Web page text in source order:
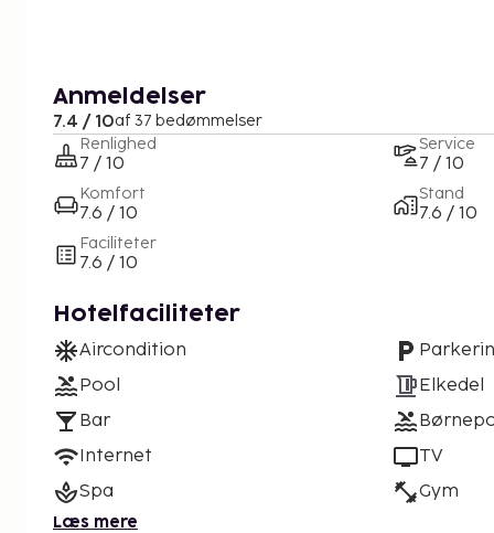
Anmeldelser
7.4 / 10af 37 bedømmelser
Renlighed
7 / 10
Komfort
7.6 / 10
Faciliteter
7.6 / 10
Service
7 / 10
Stand
7.6 / 10
Hotelfaciliteter
Aircondition
Pool
Bar
Internet
Spa
Elkedel
TV
Gym
Læs mere